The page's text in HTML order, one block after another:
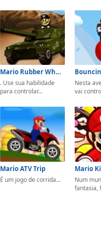
Mario Rubber Wheels
. Use sua habilidade
para controlar...
Nesta
vai
Mario ATV Trip
É um jogo de corrida...
Mario
Num
fantasia,